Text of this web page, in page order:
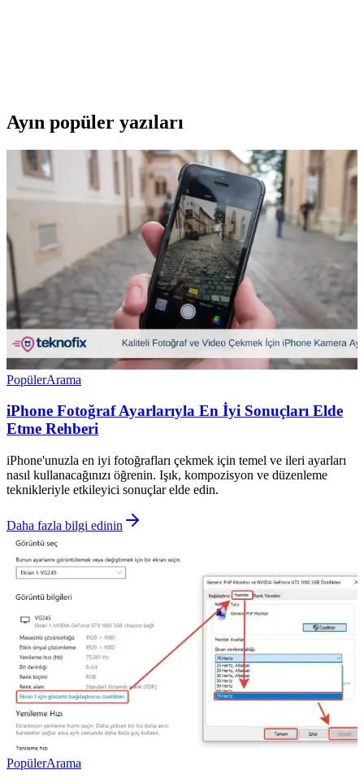
Ayın popüler yazıları
PopülerArama
iPhone Fotoğraf Ayarlarıyla En İyi Sonuçları Elde
Etme Rehberi
iPhone'unuzla en iyi fotoğrafları çekmek için temel ve ileri ayarları
nasıl kullanacağınızı öğrenin. Işık, kompozisyon ve düzenleme
teknikleriyle etkileyici sonuçlar elde edin.
Daha fazla bilgi edinin
PopülerArama